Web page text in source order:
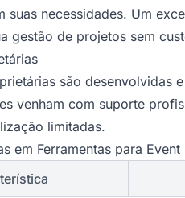
suas necessidades. Um
gestão de projetos sem
são desenvolvidas
venham com suporte
limitadas.
em Ferramentas para Event